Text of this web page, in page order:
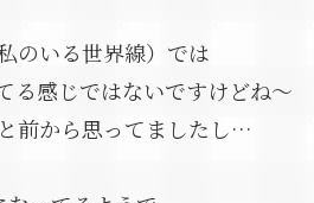
のいる世界線）では
る感じではないですけどね～
前から思ってましたし…